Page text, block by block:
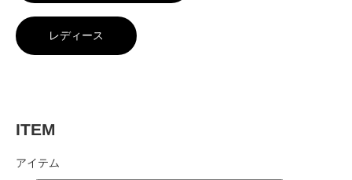
レディース
ITEM
アイテム